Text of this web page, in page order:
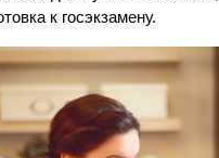
к госэкзамену.